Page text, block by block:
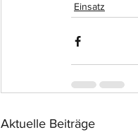
Einsatz
Aktuelle Beiträge